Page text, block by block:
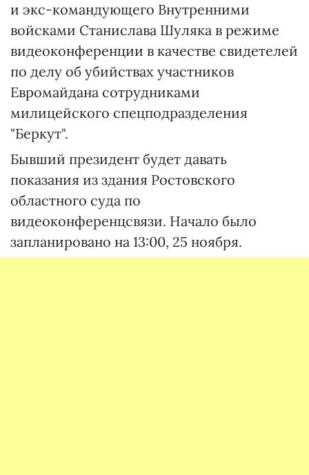
и экс-командующего Внутренними
войсками Станислава Шуляка в режиме
видеоконференции в качестве свидетелей
по делу об убийствах участников
Евромайдана сотрудниками
милицейского спецподразделения
"Беркут".
Бывший президент будет давать
показания из здания Ростовского
областного суда по
видеоконференцсвязи. Начало было
запланировано на 13:00, 25 ноября.